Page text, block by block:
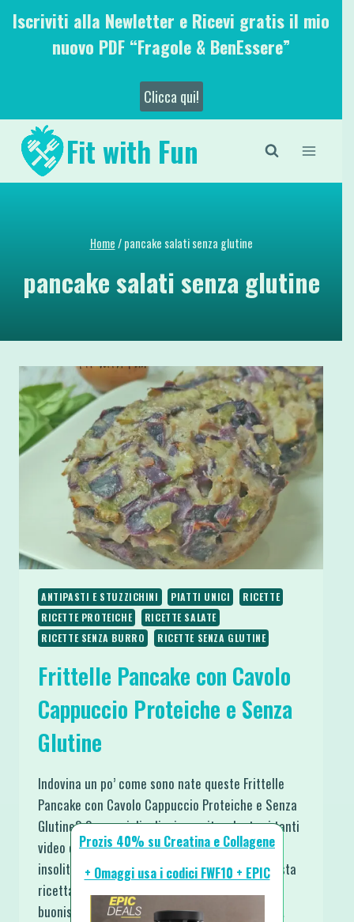
SaltaIscriviti alla Newletter e Ricevi gratis il mio
nuovo PDF “Fragole & BenEssere”
Clicca qui!
Fit with Fun
Home/ pancake salati senza glutine
pancake salati senza glutine
ANTIPASTI E STUZZICHINI PIATTI UNICI
RICETTE
RICETTE PROTEICHE
RICETTE SALATE
RICETTE SENZA BURRO
RICETTE SENZA GLUTINE
Frittelle Pancake con Cavolo
Cappuccio Proteiche e Senza
Glutine
Indovina un po’ come sono nate queste Frittelle
Pancake con Cavolo Cappuccio Proteiche e Senza
Glutine? Su consiglio di mio marito, che tra i tanti
video che guarda, ogni tanto apprezza ricette
insolite. Così un giorno mi fa: “Devi vedere questa
ricetta col cavolo cappuccio, secondo me sono
buonissime! Le fai?” Do un’occhiata al video e…
Prozis 40% su Creatina e Collagene
+ Omaggi usa i codici FWF10 + EPIC